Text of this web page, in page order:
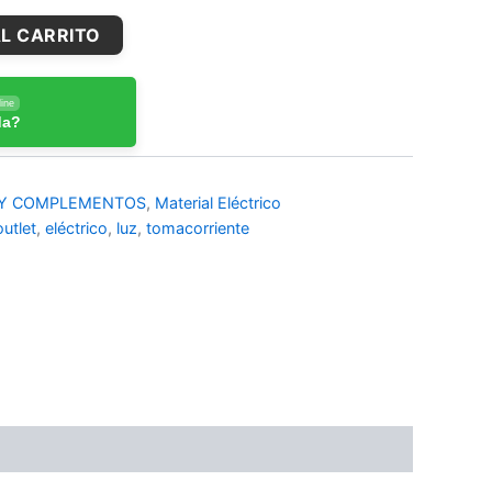
CARRITO
COMPLEMENTOS, Material Eléctrico
, eléctrico, luz, tomacorriente